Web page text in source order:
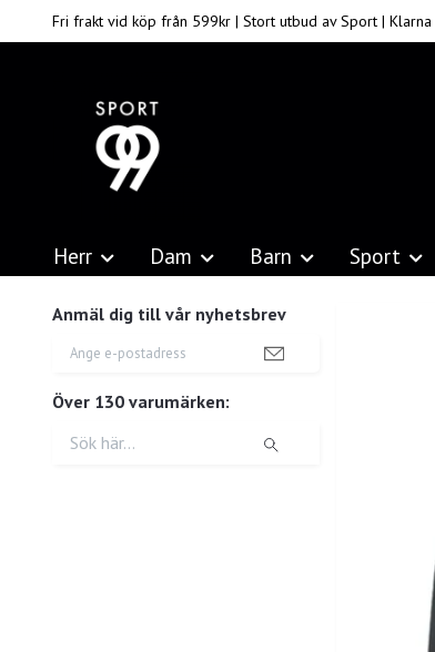
Fri frakt vid köp från 599kr | Stort utbud av Sport | Klarna
Herr Dam Barn Sport
Anmäl dig till vår nyhetsbrev
Över 130 varumärken: